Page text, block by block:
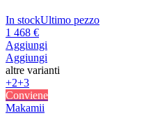
In stockUltimo pezzo
1 468 €
Aggiungi
Aggiungi
altre varianti
+2+3
Conviene
Makamii